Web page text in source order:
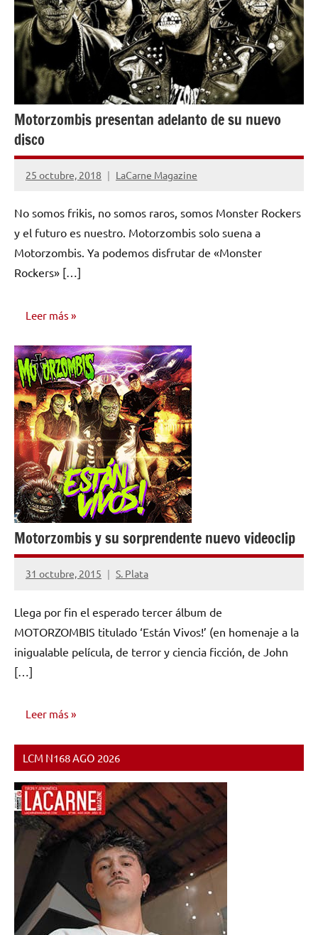
Motorzombis presentan adelanto de su nuevo
disco
25 octubre, 2018 LaCarne Magazine
No
comentarios
No somos frikis, no somos raros, somos Monster Rockers
y el futuro es nuestro. Motorzombis solo suena a
Motorzombis. Ya podemos disfrutar de «Monster
Rockers» […]
Leer más
NOTICIAS
Motorzombis y su sorprendente nuevo videoclip
31 octubre, 2015 S. Plata
No
comentarios
Llega por fin el esperado tercer álbum de
MOTORZOMBIS titulado ‘Están Vivos!’ (en homenaje a la
inigualable película, de terror y ciencia ficción, de John
[…]
Leer más
NOTICIAS
LCM N168 AGO 2026